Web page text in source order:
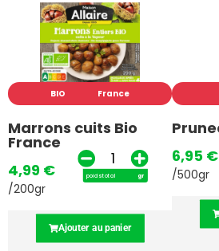
BIO France
Marrons cuits Bio
France
4,99 €
/200gr
poids total gr
Ajouter au panier
6,95 €
/500gr